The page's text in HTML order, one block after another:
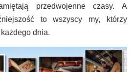
przedwojenne czasy. A
to wszyscy my, którzy
dnia.